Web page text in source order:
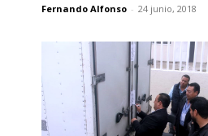
Fernando Alfonso - 24 junio, 2018